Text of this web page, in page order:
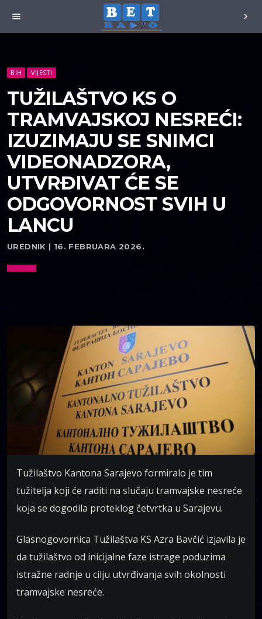
menu chevron_right
BIH VIJESTI
TUŽILAŠTVO KS O
TRAMVAJSKOJ NESREĆI:
IZUZIMAJU SE SNIMCI
VIDEONADZORA,
UTVRĐIVAT ĆE SE
ODGOVORNOST SVIH U
LANCU
UREDNIK | 16. FEBRUARA 2026.
Tužilaštvo Kantona Sarajevo formiralo je tim
tužitelja koji će raditi na slučaju tramvajske nesreće
koja se dogodila proteklog četvrtka u Sarajevu.
Glasnogovornica Tužilaštva KS Azra Bavčić izjavila je
da tužilaštvo od inicijalne faze istrage poduzima
istražne radnje u cilju utvrđivanja svih okolnosti
tramvajske nesreće.